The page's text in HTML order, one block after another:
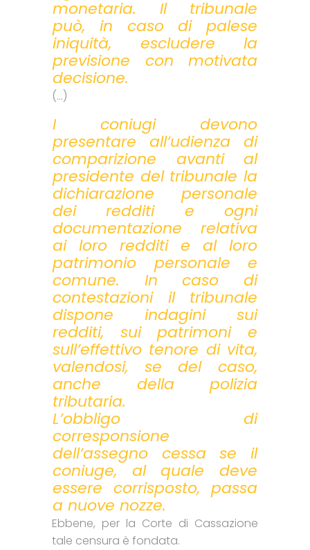
monetaria. Il tribunale
può, in caso di palese
iniquità, escludere la
previsione con motivata
decisione.
(…)
I coniugi devono
presentare all’udienza di
comparizione avanti al
presidente del tribunale la
dichiarazione personale
dei redditi e ogni
documentazione relativa
ai loro redditi e al loro
patrimonio personale e
comune. In caso di
contestazioni il tribunale
dispone indagini sui
redditi, sui patrimoni e
sull’effettivo tenore di vita,
valendosi, se del caso,
anche della polizia
tributaria.
L’obbligo di
corresponsione
dell’assegno cessa se il
coniuge, al quale deve
essere corrisposto, passa
a nuove nozze.
Ebbene, per la Corte di Cassazione
tale censura è fondata.